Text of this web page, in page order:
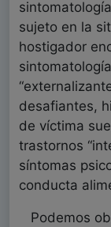
sujeto en la
hostigador
desafiantes,
de víctima
trastornos
síntomas
conducta
Podemos